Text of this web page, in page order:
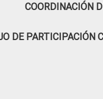
COORDINACIÓN
DE PARTICIPACIÓN